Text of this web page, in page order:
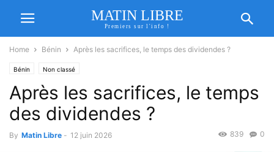
MATIN LIBRE
Premiers sur l'info !
Home Bénin Après les sacrifices, le temps des dividendes ?
Bénin Non classé
Après les sacrifices, le temps
des dividendes ?
By Matin Libre - 12 juin 2026 0
839